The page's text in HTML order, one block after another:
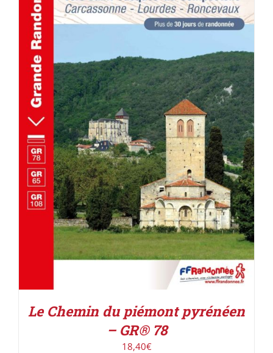
AJOUTER AU PANIER / DÉTAILS
Le Chemin du piémont pyrénéen
– GR® 78
18,40€